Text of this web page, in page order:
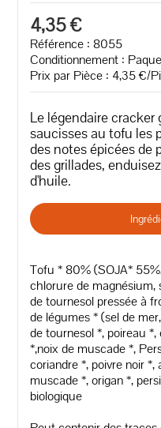
4,35 €
Référence : 8055
Conditionnement :
Prix par Pièce : 4,35 €/
Le légendaire cracker
saucisses au tofu les
des notes épicées de
des grillades,
d'huile.
Tofu * 80% (SOJA*
chlorure de
de tournesol pressée à
de légumes * (sel de
de tournesol *, poireau
*,noix de muscade *,
coriandre *, poivre noir *,
muscade *, origan *,
biologique